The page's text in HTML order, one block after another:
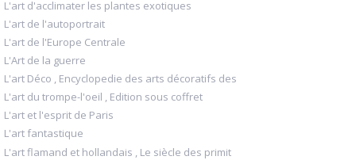
L'art d'acclimater les plantes exotiques
L'art de l'autoportrait
L'art de l'Europe Centrale
L'Art de la guerre
L'art Déco , Encyclopedie des arts décoratifs des
L'art du trompe-l'oeil , Edition sous coffret
L'art et l'esprit de Paris
L'art fantastique
L'art flamand et hollandais , Le siècle des primit